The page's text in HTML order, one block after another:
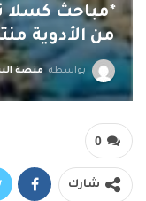
*مباحث كسلا
من الأدوية
بواسطة منصة
0
شارك